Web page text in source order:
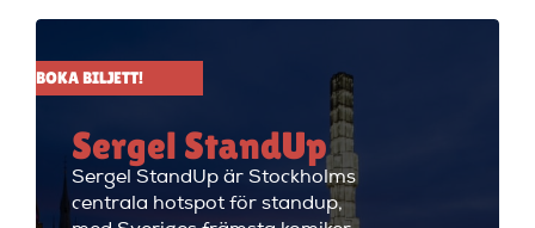
BOKA BILJETT!
Sergel StandUp
Sergel StandUp är Stockholms
centrala hotspot för standup,